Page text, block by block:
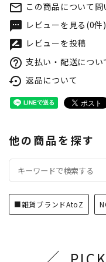
mail_outline この商品について問
textsms レビューを見る(0件)
rate_review レビューを投稿
help_outline 支払い・配送につい
settings_backup_restore 返品について
他の商品を探す
■雑貨ブランドAtoZ